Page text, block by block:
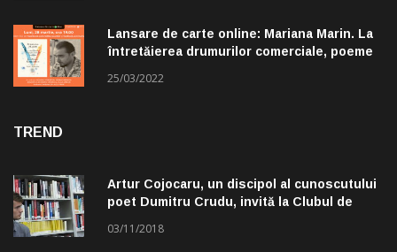
Lansare de carte online: Mariana Marin. La
întretăierea drumurilor comerciale, poeme
25/03/2022
TREND
Artur Cojocaru, un discipol al cunoscutului
poet Dumitru Crudu, invită la Clubul de
03/11/2018